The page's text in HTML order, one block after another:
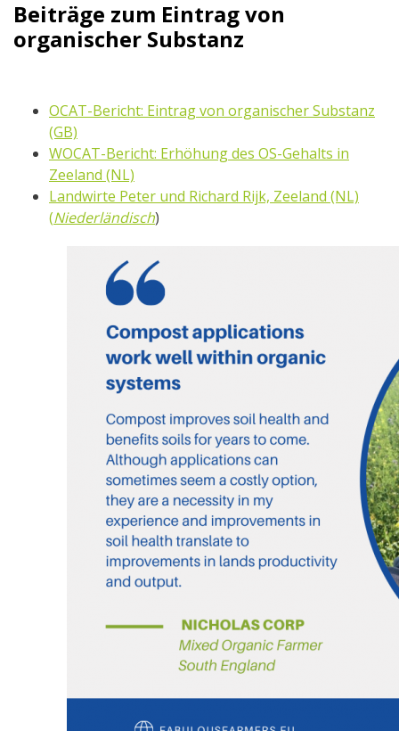
Beiträge zum Eintrag von
organischer Substanz
OCAT-Bericht: Eintrag von organischer Substanz
(GB)
WOCAT-Bericht: Erhöhung des OS-Gehalts in
Zeeland (NL)
Landwirte Peter und Richard Rijk, Zeeland (NL)
(Niederländisch)